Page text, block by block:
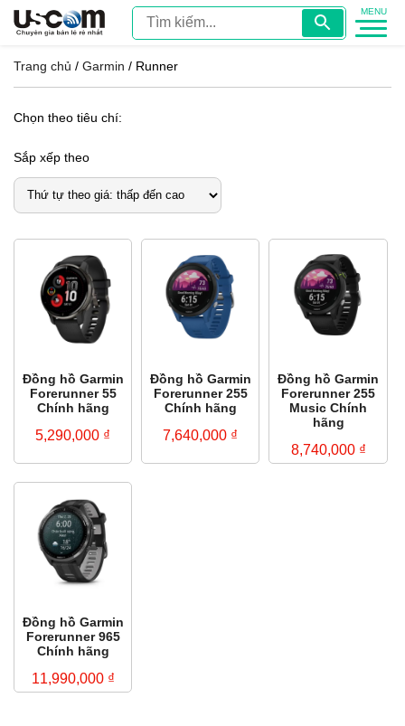
Trang chủ / Garmin / Runner
Chọn theo tiêu chí:
Sắp xếp theo
Đồng hồ Garmin
Forerunner 55
Chính hãng
5,290,000 ₫
Đồng hồ Garmin
Forerunner 255
Chính hãng
7,640,000 ₫
Đồng hồ Garmin
Forerunner 255
Music Chính
hãng
8,740,000 ₫
Đồng hồ Garmin
Forerunner 965
Chính hãng
11,990,000 ₫